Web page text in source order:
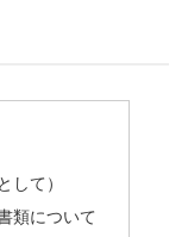
して）
類について